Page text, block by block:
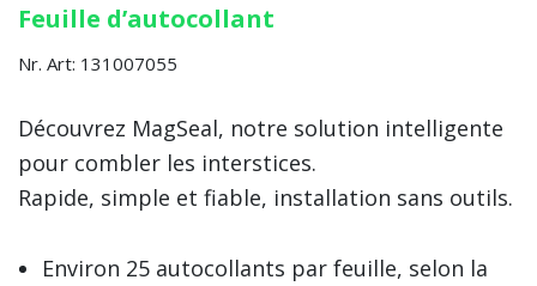
Feuille d’autocollant
Nr. Art: 131007055
Découvrez MagSeal, notre solution intelligente
pour combler les interstices.
Rapide, simple et fiable, installation sans outils.
Environ 25 autocollants par feuille, selon la